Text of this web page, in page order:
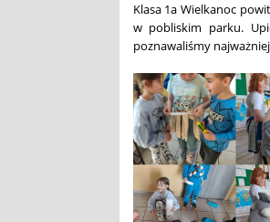
Klasa 1a Wielkanoc
w pobliskim parku.
poznawaliśmy